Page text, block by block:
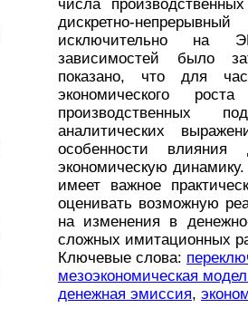
числа
дискретно-
исключительно на
зависимостей было
показано, что для
экономического
производственных
аналитических
особенности влияния
экономическую
имеет важное
оценивать возможную
на изменения в
сложных имитационных
Ключевые слова:
мезоэкономическая
денежная эмиссия,